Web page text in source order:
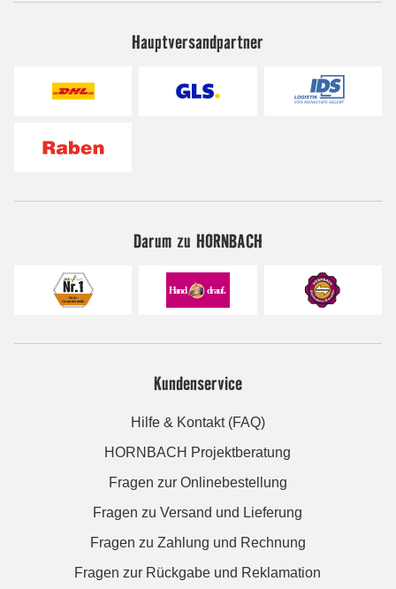
Hauptversandpartner
Darum zu HORNBACH
Kundenservice
Hilfe & Kontakt (FAQ)
HORNBACH Projektberatung
Fragen zur Onlinebestellung
Fragen zu Versand und Lieferung
Fragen zu Zahlung und Rechnung
Fragen zur Rückgabe und Reklamation